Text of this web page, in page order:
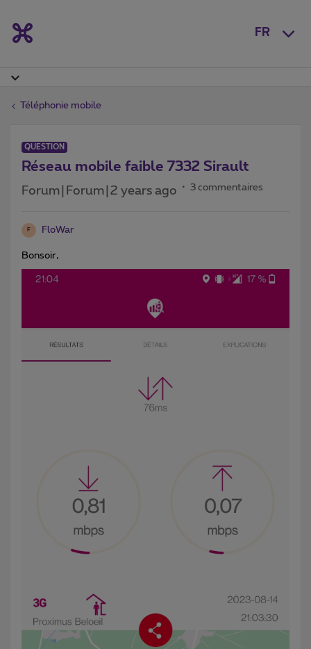
FR
Téléphonie mobile
QUESTION
Réseau mobile faible 7332 Sirault
Forum|Forum|2 years ago 3 commentaires
F FloWar
Bonsoir,